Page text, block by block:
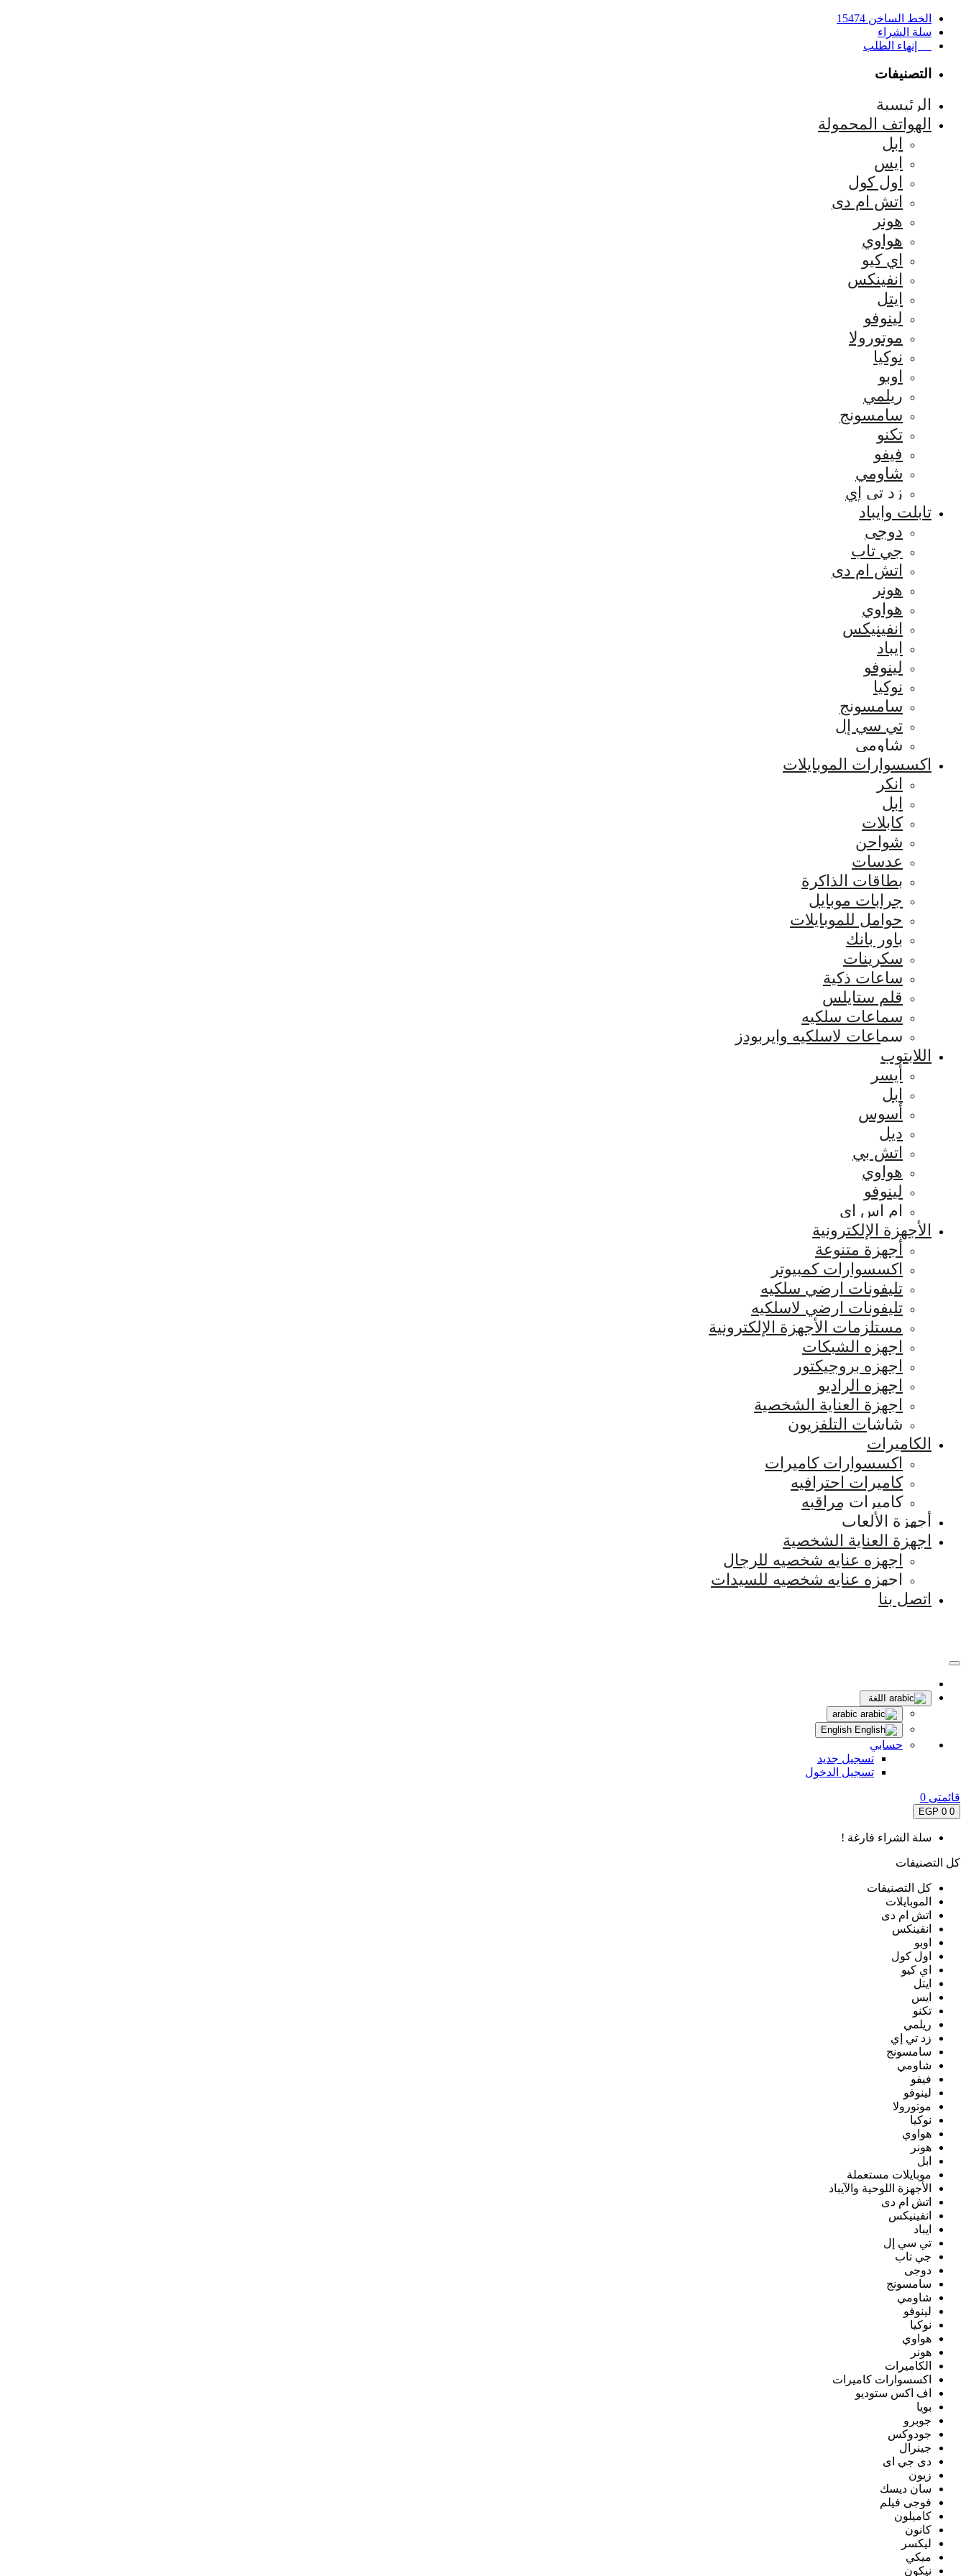
الخط الساخن 15474
سلة الشراء
إنهاء الطلب
التصنيفات
الرئيسية
الهواتف المحمولة
ابل
ايس
اول كول
اتش ام دى
هونر
هواوي
اي كيو
انفينكس
ايتل
لينوفو
موتورولا
نوكيا
اوبو
ريلمي
سامسونج
تكنو
فيفو
شاومي
زد تي إي
تابلت وايباد
دوجى
جي تاب
اتش ام دى
هونر
هواوي
انفينيكس
ايباد
لينوفو
نوكيا
سامسونج
تي سي إل
شاومي
اكسسوارات الموبايلات
انكر
ابل
كابلات
شواحن
عدسات
بطاقات الذاكرة
جرابات موبايل
حوامل للموبايلات
باور بانك
سكرينات
ساعات ذكية
قلم ستايلس
سماعات سلكيه
سماعات لاسلكيه وايربودز
اللابتوب
أيسر
ابل
أسوس
ديل
اتش بي
هواوي
لينوفو
ام اس اي
الأجهزة الإلكترونية
أجهزة متنوعة
اكسسوارات كمبيوتر
تليفونات ارضي سلكيه
تليفونات ارضي لاسلكيه
مستلزمات الأجهزة الإلكترونية
اجهزه الشبكات
اجهزه بروجيكتور
اجهزه الراديو
اجهزة العناية الشخصية
شاشات التلفزيون
الكاميرات
اكسسوارات كاميرات
كاميرات احترافيه
كاميرات مراقبه
أجهزة الألعاب
اجهزة العناية الشخصية
اجهزه عنايه شخصيه للرجال
اجهزه عنايه شخصيه للسيدات
اتصل بنا
اللغة
حسابي
تسجيل جديد
تسجيل الدخول
قائمتى 0
0
0 EGP
سلة الشراء فارغة !
كل التصنيفات
كل التصنيفات
الموبايلات
اتش ام دى
انفينكس
اوبو
اول كول
اي كيو
ايتل
ايس
تكنو
ريلمي
زد تي إي
سامسونج
شاومي
فيفو
لينوفو
موتورولا
نوكيا
هواوي
هونر
ابل
موبايلات مستعملة
الأجهزة اللوحية والآيباد
اتش ام دى
انفينيكس
ايباد
تي سي إل
جي تاب
دوجى
سامسونج
شاومي
لينوفو
نوكيا
هواوي
هونر
الكاميرات
اكسسوارات كاميرات
اف اكس ستوديو
بويا
جوبرو
جودوكس
جينرال
دى جي اى
زيون
سان ديسك
فوجى فيلم
كاميلون
كانون
ليكسر
ميكي
نيكون